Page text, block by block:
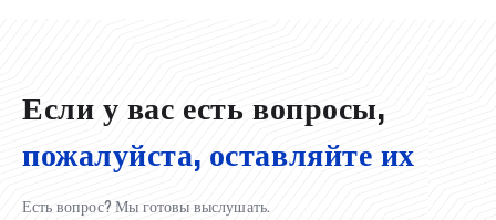
Если у вас есть вопросы,
пожалуйста, оставляйте их
Есть вопрос? Мы готовы выслушать.